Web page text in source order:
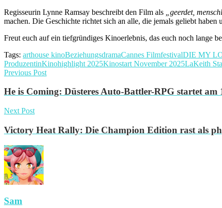
Regisseurin Lynne Ramsay beschreibt den Film als
„geerdet,
machen. Die Geschichte richtet sich an alle, die jemals geliebt
Freut euch auf ein tiefgründiges Kinoerlebnis, das euch noch lange
Tags: arthouse kinoBeziehungsdramaCannes FilmfestivalDIE MY
ProduzentinKinohighlight 2025Kinostart November 2025LaKeith
Previous Post
He is Coming: Düsteres Auto-Battler-RPG startet am
Next Post
Victory Heat Rally: Die Champion Edition rast als
Sam